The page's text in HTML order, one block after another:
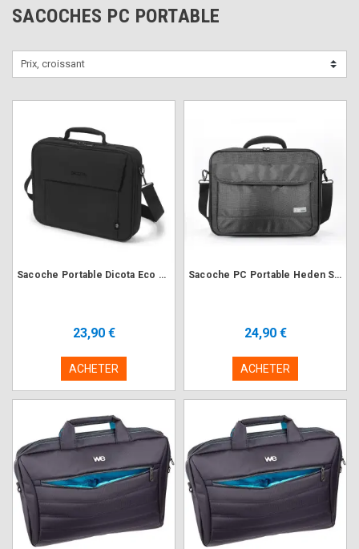
SACOCHES PC PORTABLE
Prix, croissant
Sacoche Portable Dicota Eco Multi BASE 15.6" D30446-RPET Noir
23,90 €
ACHETER
Sacoche PC Portable Heden SACHEDME17 17.3" "ME" Renforcée
24,90 €
ACHETER